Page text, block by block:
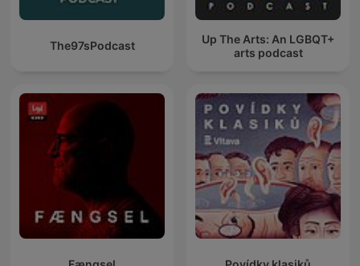
The97sPodcast
Up The Arts: An LGBQT+
arts podcast